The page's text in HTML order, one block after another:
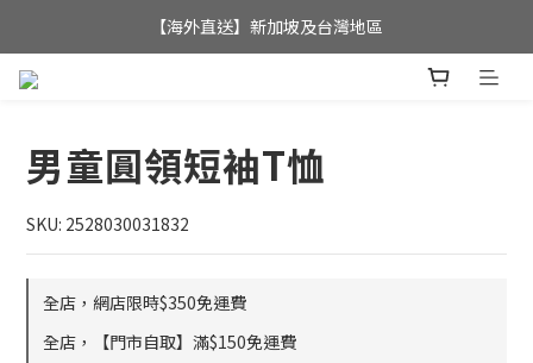
全店滿$350，即可享港澳地區免運費;
【海外直送】新加坡及台灣地區
男童圓領短袖T恤
SKU: 2528030031832
全店，網店限時$350免運費
全店，【門市自取】滿$150免運費